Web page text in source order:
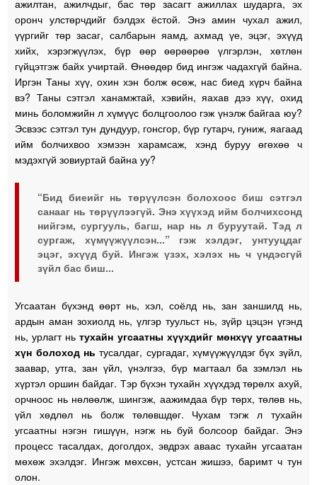
ажилтан, ажилчдыг, бас төр засагт ажиллах шударга, эх
оронч улстөрчдийг бэлдэх ёстой. Энэ амин чухал ажил,
үүргийг төр засаг, салбарын яамд, ахмад үе, эцэг, эхүүд
хийх, хэрэгжүүлэх, бүр өөр өөрөөрөө үлгэрлэн, хөтлөн
гүйцэтгэж байх учиртай. Өнөөдөр бид ингэж чадахгүй байна.
Иргэн Таны хүү, охин хэн болж өсөж, нас биед хүрч байна
вэ? Таны сэтгэл ханамжтай, хэвийн, яахав дээ хүү, охид
минь боломжийн л хүмүүс болцгоолоо гэж үнэлж байгаа юу?
Эсвээс сэтгэл тун дундуур, гонсгор, бүр гутарч, гуниж, яагаад
ийм болчихвоо хэмээн харамсаж, хэнд буруу өгөхөө ч
мэдэхгүй зовиуртай байна уу?
“Бид биеийг нь төрүүлсэн болохоос биш сэтгэл
санааг нь төрүүлээгүй. Энэ хүүхэд ийм болчихсонд
нийгэм, сургууль, багш, нар нь л буруутай. Тэд л
сургаж, хүмүүжүүлсэн...” гэж хэлдэг, унтууцдаг
эцэг, эхүүд буй. Ингэж үзэх, хэлэх нь ч үндэсгүй
зүйл бас биш...
Угсаатан бүхэнд өөрт нь, хэл, соёлд нь, зан заншилд нь,
ардын аман зохиолд нь, үлгэр туульст нь, зүйр цэцэн үгэнд
нь, урлагт ньтухайн угсаатны хүүхдийг мөнхүү угсаатны
хүн болоход ньтусалдаг, сургадаг, хүмүүжүүлдэг бүх зүйл,
заавар, утга, зан үйл, үнэлгээ, бүр магтаал ба зэмлэл нь
хүртэл оршин байдаг. Тэр бүхэн тухайн хүүхдэд төрөлх ахуй,
орчноос нь нөлөөлж, шингэж, аажимдаа бүр төрх, төлөв нь,
үйл хөдлөл нь болж төлөвшдөг. Чухам тэгж л тухайн
угсаатны нэгэн гишүүн, нэгж нь буй болсоор байдаг. Энэ
процесс тасалдах, доголдох, эвдрэх аваас тухайн угсаатан
мөхөж эхэлдэг. Ингэж мөхсөн, устсан жишээ, баримт ч тун
олон.